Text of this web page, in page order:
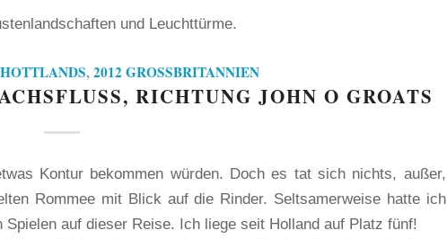
und Leuchttürme.
,2012 GROSSBRITANNIEN
RICHTUNG JOHN O GROATS
Kontur bekommen würden. Doch es tat sich nichts, außer,
Rommee mit Blick auf die Rinder. Seltsamerweise hatte ich
auf dieser Reise. Ich liege seit Holland auf Platz fünf!